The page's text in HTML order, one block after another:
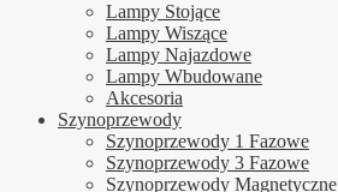
Lampy Stojące
Lampy Wiszące
Lampy Najazdowe
Lampy Wbudowane
Akcesoria
Szynoprzewody
Szynoprzewody 1 Fazowe
Szynoprzewody 3 Fazowe
Szynoprzewody Magnetyczne